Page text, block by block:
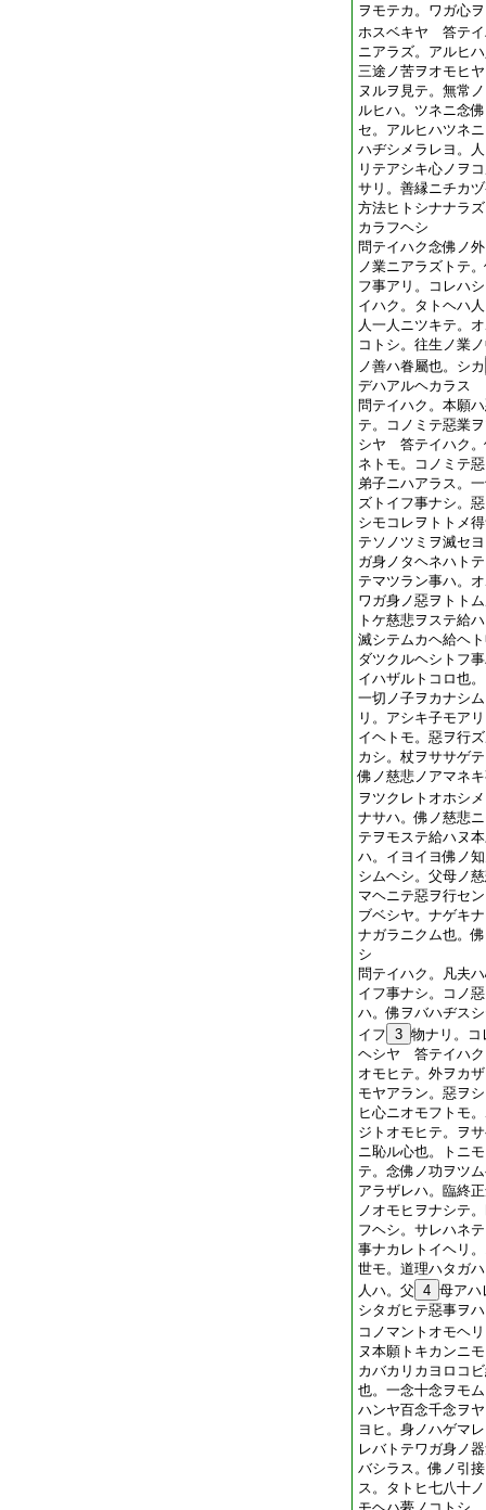
ヲモテカ。ワガ心
ホスベキヤ 答テイ
ニアラズ。アルヒ
三途ノ苦ヲオモヒ
ヌルヲ見テ。無常
ルヒハ。ツネニ念
セ。アルヒハツネ
ハヂシメラレヨ。
リテアシキ心ノヲ
サリ。善縁ニチカ
方法ヒトシナナラ
カラフヘシ
問テイハク念佛ノ
ノ業ニアラズトテ
フ事アリ。コレハ
イハク。タトヘハ
人一人ニツキテ。
コトシ。往生ノ業
ノ善ハ眷屬也。シカ
デハアルヘカラス
問テイハク。本願
テ。コノミテ惡業
シヤ 答テイハク。
ネトモ。コノミテ
弟子ニハアラス。
ズトイフ事ナシ。
シモコレヲトトメ
テソノツミヲ滅セ
ガ身ノタヘネハト
テマツラン事ハ。
ワガ身ノ惡ヲトト
トケ慈悲ヲステ給
滅シテムカヘ給ヘ
ダツクルヘシトフ
イハザルトコロ也
一切ノ子ヲカナシ
リ。アシキ子モア
イヘトモ。惡ヲ行
カシ。杖ヲササゲ
佛ノ慈悲ノアマネ
ヲツクレトオホシ
ナサハ。佛ノ慈悲
テヲモステ給ハヌ
ハ。イヨイヨ佛ノ
シムヘシ。父母ノ
マヘニテ惡ヲ行セ
ブベシヤ。ナゲキ
ナガラニクム也。
シ
問テイハク。凡夫
イフ事ナシ。コノ
ハ。佛ヲバハヂス
イフ 3 物ナリ。コ
ヘシヤ 答テイハク
オモヒテ。外ヲカ
モヤアラン。惡ヲ
ヒ心ニオモフトモ
ジトオモヒテ。ヲ
ニ恥ル心也。トニ
テ。念佛ノ功ヲツ
アラザレハ。臨終
ノオモヒヲナシテ
フヘシ。サレハネ
事ナカレトイヘリ
世モ。道理ハタガ
人ハ。父 4 母アハ
シタガヒテ惡事ヲ
コノマントオモヘ
ヌ本願トキカンニ
カバカリカヨロコ
也。一念十念ヲモ
ハンヤ百念千念ヲ
ヨヒ。身ノハゲマ
レバトテワガ身ノ
バシラス。佛ノ引
ス。タトヒ七八十